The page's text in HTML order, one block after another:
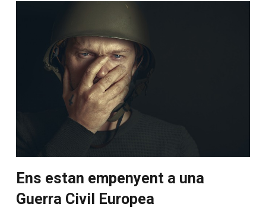
Ens estan empenyent a una
Guerra Civil Europea